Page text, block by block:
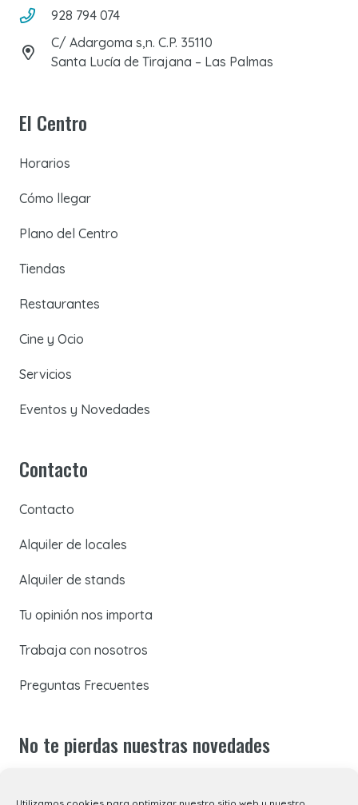
928 794 074
C/ Adargoma s,n. C.P. 35110
Santa Lucía de Tirajana – Las Palmas
El Centro
Horarios
Cómo llegar
Plano del Centro
Tiendas
Restaurantes
Cine y Ocio
Servicios
Eventos y Novedades
Contacto
Contacto
Alquiler de locales
Alquiler de stands
Tu opinión nos importa
Trabaja con nosotros
Preguntas Frecuentes
No te pierdas nuestras novedades